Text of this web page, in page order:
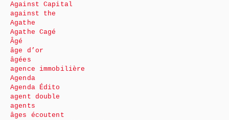
Against Capital
against the
Agathe
Agathe Cagé
Âgé
âge d’or
âgées
agence immobilière
Agenda
Agenda Édito
agent double
agents
âges écoutent